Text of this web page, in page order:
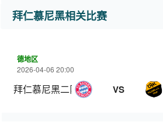
拜仁慕尼黑相关比赛
德地区
2026-04-06 20:00
拜仁慕尼黑二队 VS